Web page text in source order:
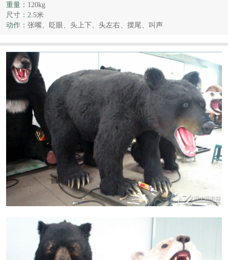
重量： 120kg
尺寸： 2.5米
动作： 张嘴、眨眼、头上下、头左右、摆尾、叫声